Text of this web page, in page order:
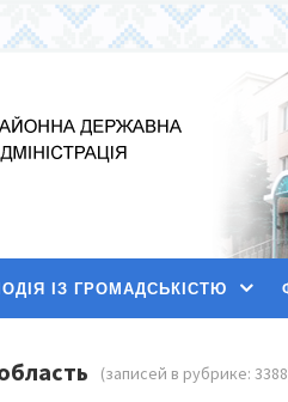
ІЗ ГРОМАДСЬКІСТЮ
(записей в рубрике: